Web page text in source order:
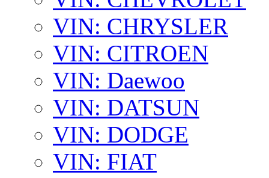
VIN: CHRYSLER
VIN: CITROEN
VIN: Daewoo
VIN: DATSUN
VIN: DODGE
VIN: FIAT